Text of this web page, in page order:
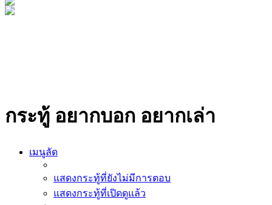
กระทู้ อยากบอก อยากเล่า
เมนูลัด
แสดงกระทู้ที่ยังไม่มีการตอบ
แสดงกระทู้ที่เปิดดูแล้ว